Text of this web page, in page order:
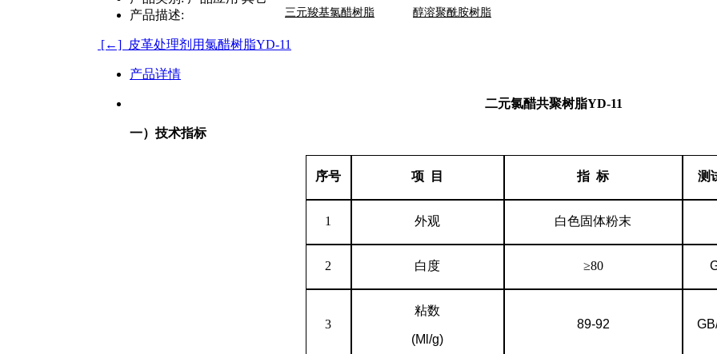
三元羧基氯醋树脂 醇溶聚酰胺树脂
产品描述:
[←] 皮革处理剂用氯醋树脂YD-11
产品详情
二元氯醋共聚树脂YD-11
一）技术指标
序号 项 目 指 标 测
1 外观 白色固体粉末
2 白度 ≥80
3
粘数
(Ml/g)
89-92